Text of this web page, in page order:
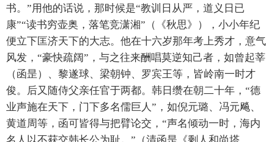
书。”用他的话说，那时候是“教训日从严，道义日已
康”“读书穷壶奥，落笔竞潇湘”（《秋思》），小小年纪
便立下匡济天下的大志。他在十六岁那年考上秀才，意气
风发，“豪快疏阔”，与之往来酬唱莫逆知己者，如曾起莘
（函昰）、黎遂球、梁朝钟、罗宾王等，皆岭南一时才
俊。后又随侍父亲任官于两都。韩日缵在朝二十年，“德
业声施在天下，门下多名儒巨人”，如倪元璐、冯元飚、
黄道周等，函可皆得与把臂论交，“声名倾动一时，海内